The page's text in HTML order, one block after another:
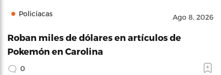
Policíacas Ago 8, 2026
Roban miles de dólares en artículos de
Pokemón en Carolina
0